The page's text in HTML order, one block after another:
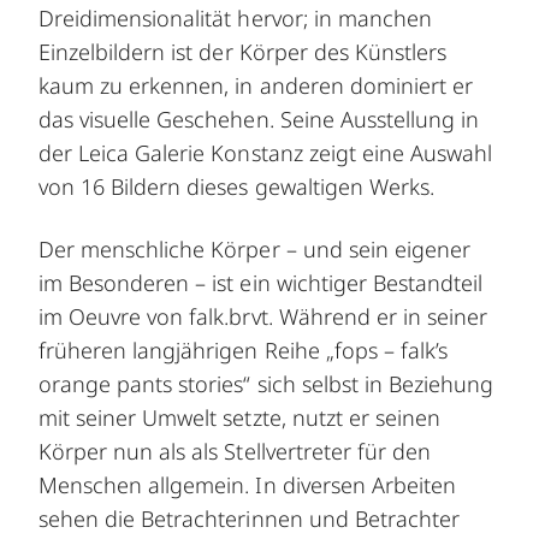
Dreidimensionalität hervor; in manchen
Einzelbildern ist der Körper des Künstlers
kaum zu erkennen, in anderen dominiert er
das visuelle Geschehen. Seine Ausstellung in
der Leica Galerie Konstanz zeigt eine Auswahl
von 16 Bildern dieses gewaltigen Werks.
Der menschliche Körper – und sein eigener
im Besonderen – ist ein wichtiger Bestandteil
im Oeuvre von falk.brvt. Während er in seiner
früheren langjährigen Reihe „fops – falk’s
orange pants stories“ sich selbst in Beziehung
mit seiner Umwelt setzte, nutzt er seinen
Körper nun als als Stellvertreter für den
Menschen allgemein. In diversen Arbeiten
sehen die Betrachterinnen und Betrachter